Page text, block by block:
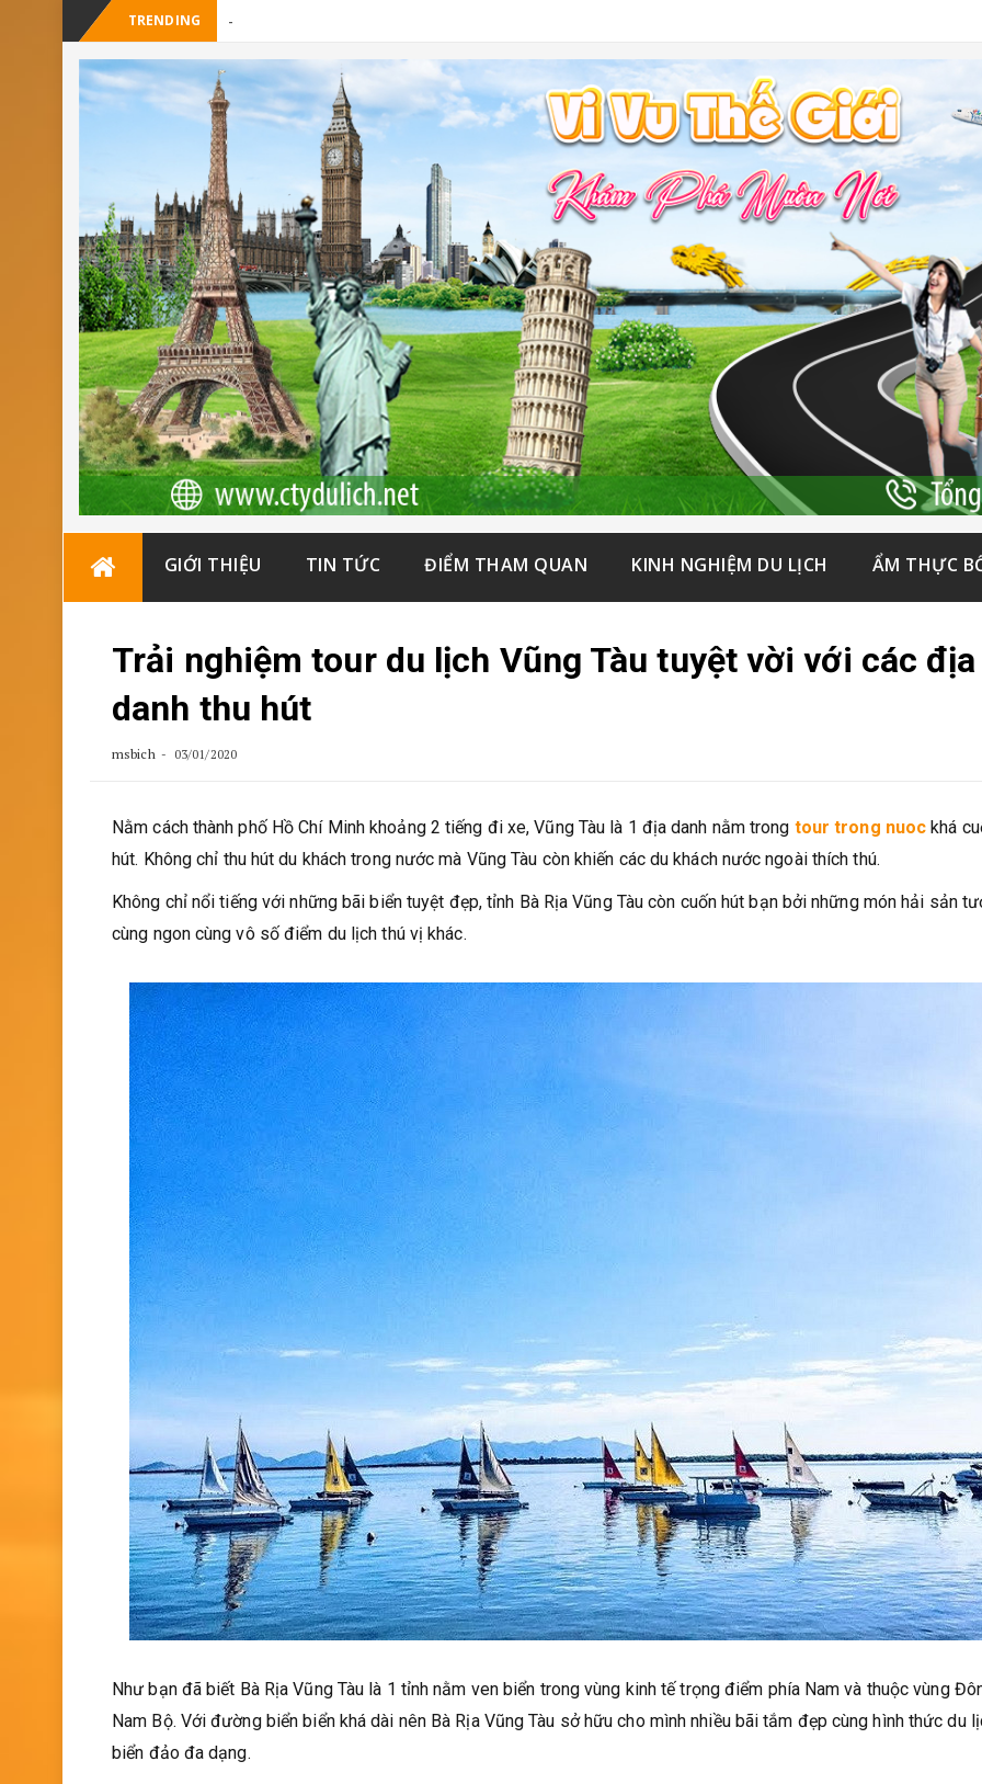
TRENDING Cây Ráy khổ
GIỚI THIỆU TIN TỨC ĐIỂM THAM QUAN KINH NGHIỆM DU LỊCH ẨM THỰC
Trải nghiệm tour du lịch Vũng Tàu tuyệt vời với các địa
danh thu hút
msbich 03/01/2020
Nằm cách thành phố Hồ Chí Minh khoảng 2 tiếng đi xe, Vũng Tàu là 1 địa danh nằm trong tour trong nuoc khá
hút. Không chỉ thu hút du khách trong nước mà Vũng Tàu còn khiến các du khách nước ngoài thích thú.
Không chỉ nổi tiếng với những bãi biển tuyệt đẹp, tỉnh Bà Rịa Vũng Tàu còn cuốn hút bạn bởi những món hải sản
cùng ngon cùng vô số điểm du lịch thú vị khác.
Như bạn đã biết Bà Rịa Vũng Tàu là 1 tỉnh nằm ven biển trong vùng kinh tế trọng điểm phía Nam và thuộc vùng
Nam Bộ. Với đường biển biển khá dài nên Bà Rịa Vũng Tàu sở hữu cho mình nhiều bãi tắm đẹp cùng hình thức du
biển đảo đa dạng.